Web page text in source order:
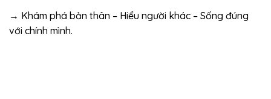
→ Khám phá bản thân – Hiểu người khác – Sống đúng
với chính mình.